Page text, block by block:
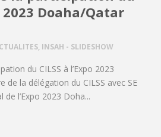
2023 Doaha/Qatar
, INSAH - SLIDESHOW
du CILSS à l’Expo 2023
de la délégation du CILSS avec SE
l’Expo 2023 Doha...